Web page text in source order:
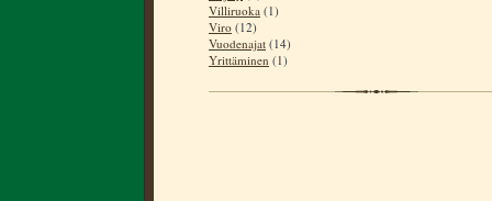
Villiruoka (1)
Viro (12)
Vuodenajat (14)
Yrittäminen (1)